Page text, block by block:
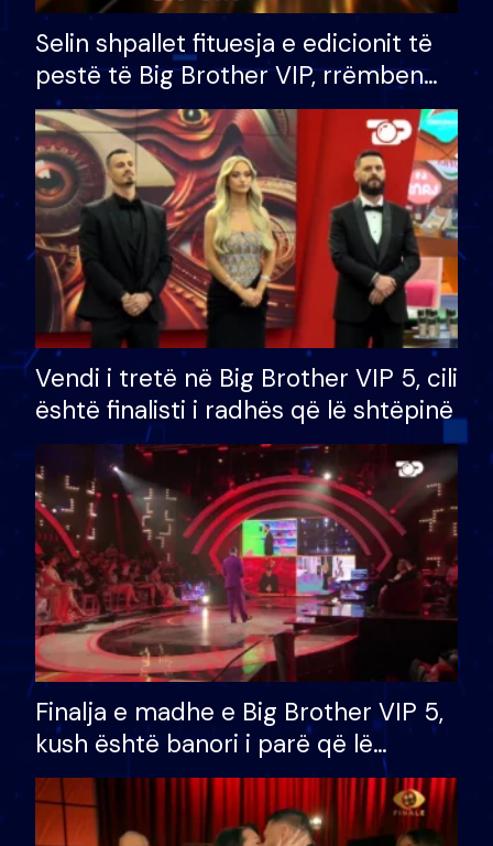
Selin shpallet fituesja e edicionit të
pestë të Big Brother VIP, rrëmben
çmimin e madh prej 100 mijë eurosh
Vendi i tretë në Big Brother VIP 5, cili
është finalisti i radhës që lë shtëpinë
Finalja e madhe e Big Brother VIP 5,
kush është banori i parë që lë
shtëpinë dhe humb mundësinë për
të fituar çmimin e madh